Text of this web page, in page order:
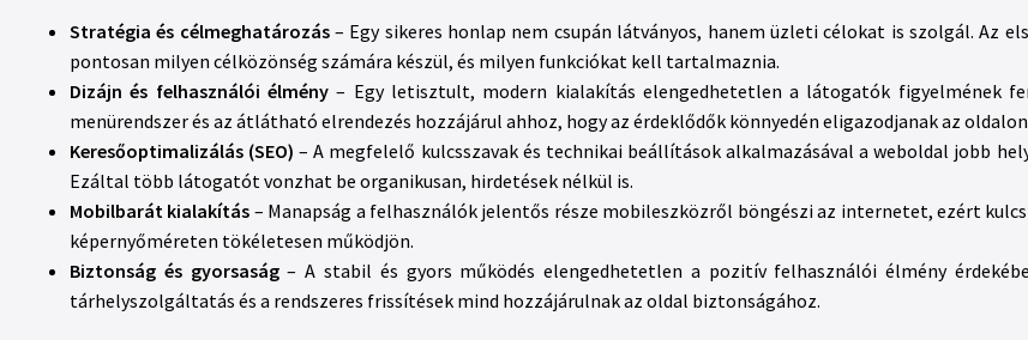
Stratégia és célmeghatározás– Egy sikeres honlap nem csupán látványos, hanem üzleti célokat is szolgál. Az
pontosan milyen célközönség számára készül, és milyen funkciókat kell tartalmaznia.
Dizájn és felhasználói élmény– Egy letisztult, modern kialakítás elengedhetetlen a látogatók figyelmének
menürendszer és az átlátható elrendezés hozzájárul ahhoz, hogy az érdeklődők könnyedén eligazodjanak az
Keresőoptimalizálás (SEO) – A megfelelő kulcsszavak és technikai beállítások alkalmazásával a weboldal jobb
Ezáltal több látogatót vonzhat be organikusan, hirdetések nélkül is.
Mobilbarát kialakítás – Manapság a felhasználók jelentős része mobileszközről böngészi az internetet, ezért
képernyőméreten tökéletesen működjön.
Biztonság és gyorsaság– A stabil és gyors működés elengedhetetlen a pozitív felhasználói élmény
tárhelyszolgáltatás és a rendszeres frissítések mind hozzájárulnak az oldal biztonságához.